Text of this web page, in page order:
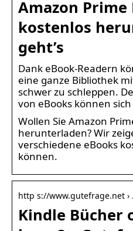
Amazon Prime
kostenlos
geht’s
Dank eBook-Readern
eine ganze Bibliothek
schwer zu schleppen.
von eBooks können
Wollen Sie Amazon
herunterladen? Wir
verschiedene eBooks
können.
http s://www.gutefrage.net ›
Kindle Bücher